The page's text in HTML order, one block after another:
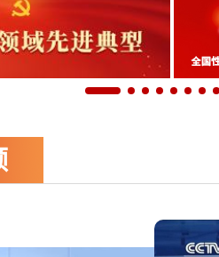
层安则天下安